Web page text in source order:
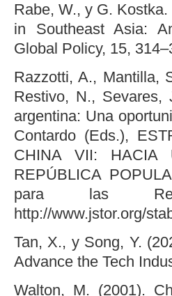
Rabe, W., y G.
in Southeast Asia:
Global Policy, 15,
Razzotti, A., Mantilla,
Restivo, N.,
argentina: Una
Contardo (Eds.),
CHINA VII: HACIA
REPÚBLICA
para las
http://www.jstor.org/
Tan, X., y Song, Y.
Advance the Tech
Walton, M. (2001).